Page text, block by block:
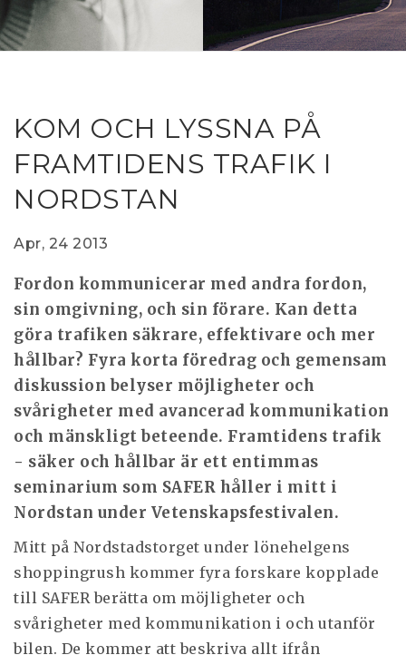
IDEA
SAFER
KOM OCH LYSSNA PÅ
FRAMTIDENS TRAFIK I
NORDSTAN
Apr, 24 2013
Fordon kommunicerar med andra fordon,
sin omgivning, och sin förare. Kan detta
göra trafiken säkrare, effektivare och mer
hållbar? Fyra korta föredrag och gemensam
diskussion belyser möjligheter och
svårigheter med avancerad kommunikation
och mänskligt beteende. Framtidens trafik
- säker och hållbar är ett entimmas
seminarium som SAFER håller i mitt i
Nordstan under Vetenskapsfestivalen.
Mitt på Nordstadstorget under lönehelgens
shoppingrush kommer fyra forskare kopplade
till SAFER berätta om möjligheter och
svårigheter med kommunikation i och utanför
bilen. De kommer att beskriva allt ifrån